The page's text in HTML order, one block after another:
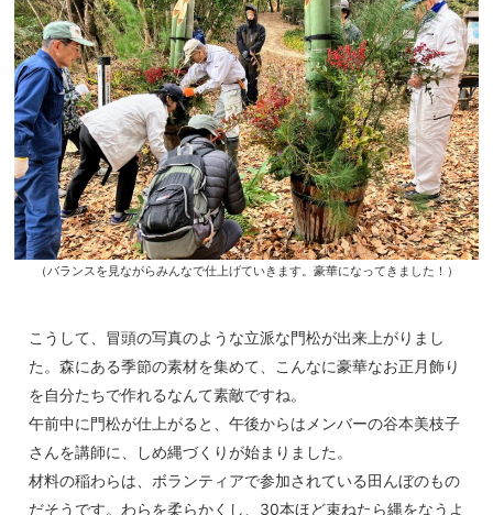
（バランスを見ながらみんなで仕上げていきます。豪華になってきました！）
こうして、冒頭の写真のような立派な門松が出来上がりまし
た。森にある季節の素材を集めて、こんなに豪華なお正月飾り
を自分たちで作れるなんて素敵ですね。
午前中に門松が仕上がると、午後からはメンバーの谷本美枝子
さんを講師に、しめ縄づくりが始まりました。
材料の稲わらは、ボランティアで参加されている田んぼのもの
だそうです。わらを柔らかくし、30本ほど束ねたら縄をなうよ